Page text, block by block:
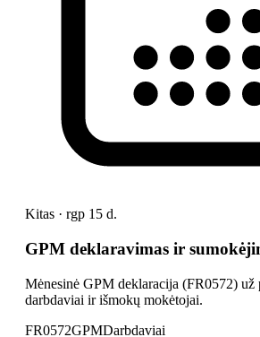
Kitas · rgp 15 d.
GPM deklaravimas ir
Mėnesinė GPM deklaracija (FR0572)
darbdaviai ir išmokų mokėtojai.
FR0572GPMDarbdaviai